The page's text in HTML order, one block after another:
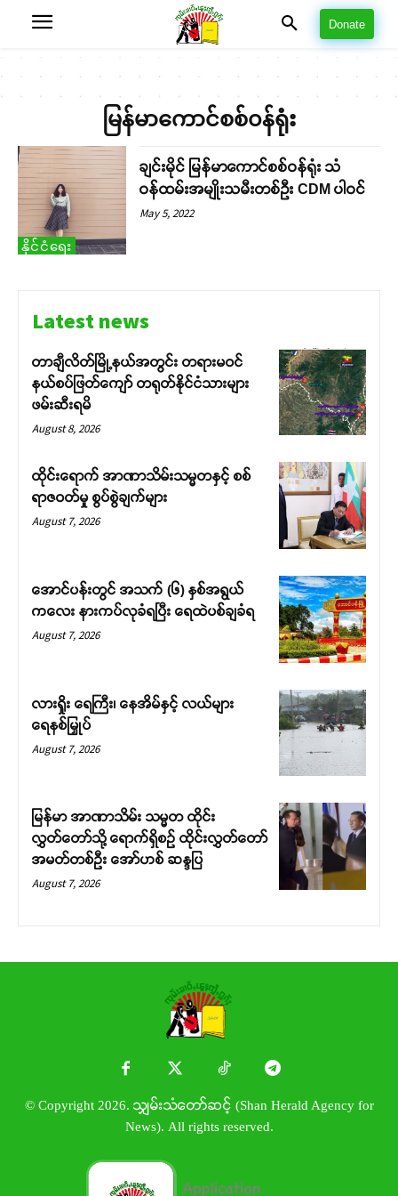
Donate
မြန်မာကောင်စစ်၀န်ရုံး
နိုင်ငံရေး
ချင်းမိုင် မြန်မာကောင်စစ်ဝန်ရုံး သံ
ဝန်ထမ်းအမျိုးသမီးတစ်ဦး CDM ပါဝင်
May 5, 2022
Latest news
တာချီလိတ်မြို့နယ်အတွင်း တရားမဝင်
နယ်စပ်ဖြတ်ကျော် တရုတ်နိုင်ငံသားများ
ဖမ်းဆီးရမိ
August 8, 2026
ထိုင်းရောက် အာဏာသိမ်းသမ္မတနှင့် စစ်
ရာဇဝတ်မှု စွပ်စွဲချက်များ
August 7, 2026
အောင်ပန်းတွင် အသက် (၆) နှစ်အရွယ်
ကလေး နားကပ်လုခံရပြီး ရေထဲပစ်ချခံရ
August 7, 2026
လားရှိုး ရေကြီး၊ နေအိမ်နှင့် လယ်များ
ရေနစ်မြှုပ်
August 7, 2026
မြန်မာ အာဏာသိမ်း သမ္မတ ထိုင်း
လွှတ်တော်သို့ ရောက်ရှိစဉ် ထိုင်းလွှတ်တော်
အမတ်တစ်ဦး အော်ဟစ် ဆန္ဒပြ
August 7, 2026
© Copyright 2026. သျှမ်းသံတော်ဆင့် (Shan Herald Agency for
News). All rights reserved.